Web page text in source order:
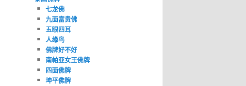
七龙佛
九面富贵佛
五眼四耳
人缘鸟
佛牌好不好
南帕亚女王佛牌
四面佛牌
坤平佛牌